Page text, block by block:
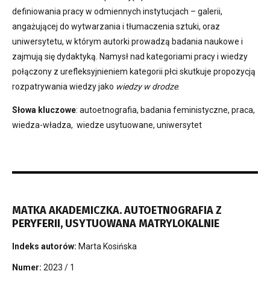
definiowania pracy w odmiennych instytucjach – galerii,
angażującej do wytwarzania i tłumaczenia sztuki, oraz
uniwersytetu, w którym autorki prowadzą badania naukowe i
zajmują się dydaktyką. Namysł nad kategoriami pracy i wiedzy
połączony z urefleksyjnieniem kategorii płci skutkuje propozycją
rozpatrywania wiedzy jako wiedzy w drodze.
Słowa kluczowe: autoetnografia, badania feministyczne, praca,
wiedza-władza, wiedze usytuowane, uniwersytet
MATKA AKADEMICZKA. AUTOETNOGRAFIA Z
PERYFERII, USYTUOWANA MATRYLOKALNIE
Indeks autorów: Marta Kosińska
Numer: 2023 / 1